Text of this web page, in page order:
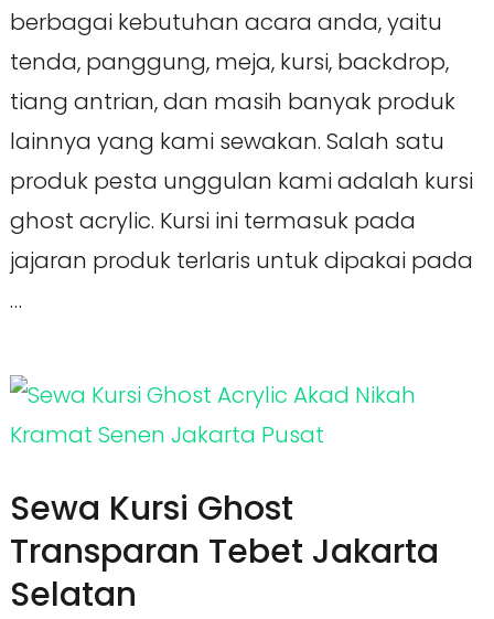
berbagai kebutuhan acara anda, yaitu
tenda, panggung, meja, kursi, backdrop,
tiang antrian, dan masih banyak produk
lainnya yang kami sewakan. Salah satu
produk pesta unggulan kami adalah kursi
ghost acrylic. Kursi ini termasuk pada
jajaran produk terlaris untuk dipakai pada
…
Sewa Kursi Ghost
Transparan Tebet Jakarta
Selatan